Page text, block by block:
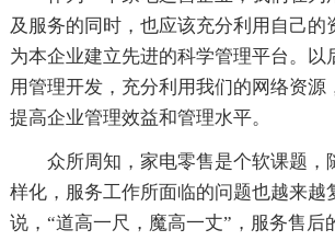
及服务的同时，也应该充分利用自己的
为本企业建立先进的科学管理平台。以
用管理开发，充分利用我们的网络资源
提高企业管理效益和管理水平。
众所周知，家电零售是个软课题，
样化，服务工作所面临的问题也越来越
说，“道高一尺，魔高一丈”，服务售后